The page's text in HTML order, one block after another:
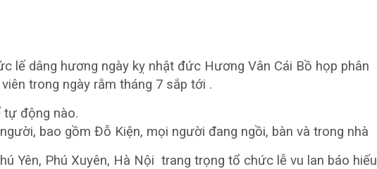
lế dâng hương ngày kỵ nhật đức Hương Vân Cái Bồ họp phân
trong ngày rằm tháng 7 sắp tới .
Yên, Phú Xuyên, Hà Nội trang trọng tổ chức lễ vu lan báo hiếu